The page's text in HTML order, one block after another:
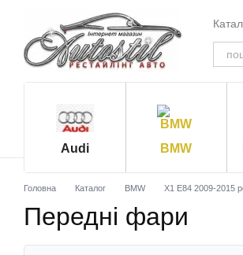
Перейти до основного контенту
Audi BMW
Головна Каталог BMW X1 E84 2009-2015
Передні фари